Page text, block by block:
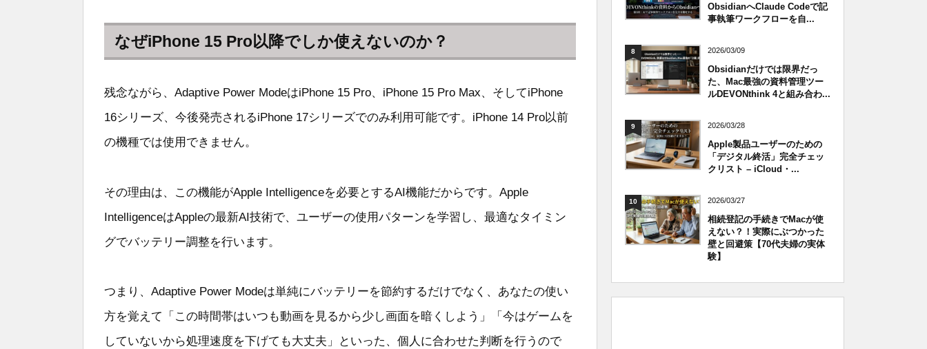
なぜiPhone 15 Pro以降でしか使えないのか？
残念ながら、Adaptive Power ModeはiPhone 15 Pro、iPhone 15 Pro Max、そしてiPhone
16シリーズ、今後発売されるiPhone 17シリーズでのみ利用可能です。iPhone 14 Pro以前
の機種では使用できません。
その理由は、この機能がApple Intelligenceを必要とするAI機能だからです。Apple
IntelligenceはAppleの最新AI技術で、ユーザーの使用パターンを学習し、最適なタイミン
グでバッテリー調整を行います。
つまり、Adaptive Power Modeは単純にバッテリーを節約するだけでなく、あなたの使い
方を覚えて「この時間帯はいつも動画を見るから少し画面を暗くしよう」「今はゲームを
していないから処理速度を下げても大丈夫」といった、個人に合わせた判断を行うので
ObsidianへClaude Codeで記
事執筆ワークフローを自...
8 2026/03/09
Obsidianだけでは限界だっ
た、Mac最強の資料管理ツー
ルDEVONthink 4と組み合わ...
9 2026/03/28
Apple製品ユーザーのための
「デジタル終活」完全チェッ
クリスト – iCloud・...
10 2026/03/27
相続登記の手続きでMacが使
えない？！実際にぶつかった
壁と回避策【70代夫婦の実体
験】